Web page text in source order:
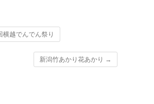
横越でんでん祭り
新潟竹あかり花あかり →